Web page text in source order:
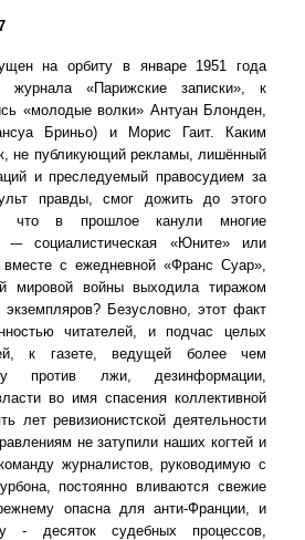
на орбиту в январе 1951 года
журнала «Парижские записки», к
«молодые волки» Антуан Блонден,
Бриньо) и Морис Гаит. Каким
не публикующий рекламы, лишённый
и преследуемый правосудием за
правды, смог дожить до этого
что в прошлое канули многие
-– социалистическая «Юните» или
с ежедневной «Франс Суар»,
мировой войны выходила тиражом
Безусловно, этот факт
читателей, и подчас целых
к газете, ведущей более чем
против лжи, дезинформации,
во имя спасения коллективной
лет ревизионистской деятельности
не затупили наших когтей и
журналистов, руководимую с
постоянно вливаются свежие
опасна для анти-Франции, и
- десяток судебных процессов,